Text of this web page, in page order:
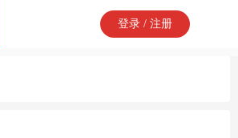
登录 / 注册